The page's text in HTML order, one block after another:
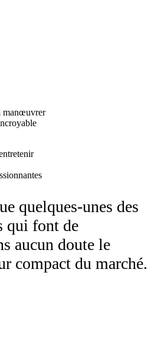
manœuvrer
quelques-unes des
qui font de
aucun doute le
compact du marché.